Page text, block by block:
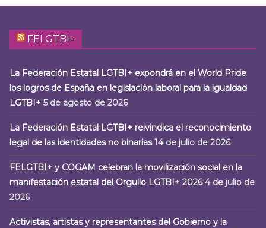
FELGTBI+
La Federación Estatal LGTBI+ expondrá en el World Pride
los logros de España en legislación laboral para la igualdad
LGTBI+ 5 de agosto de 2026
La Federación Estatal LGTBI+ reivindica el reconocimiento
legal de las identidades no binarias 14 de julio de 2026
FELGTBI+ y COGAM celebran la movilización social en la
manifestación estatal del Orgullo LGTBI+ 2026 4 de julio de
2026
Activistas, artistas y representantes del Gobierno y la